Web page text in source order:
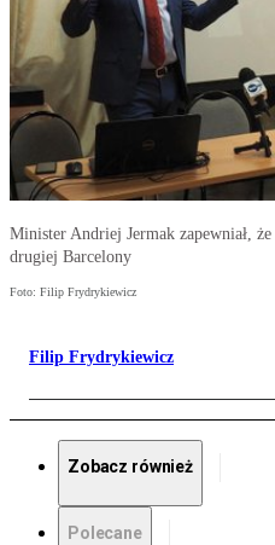
Minister Andriej Jermak zapewniał,
drugiej Barcelony
Foto: Filip Frydrykiewicz
Filip Frydrykiewicz
Zobacz również
Polecane